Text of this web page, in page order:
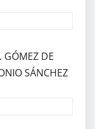
GÓMEZ DE
SÁNCHEZ